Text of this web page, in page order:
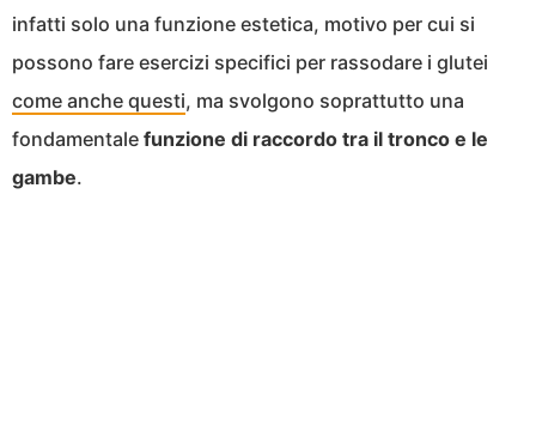
infatti solo una funzione estetica, motivo per cui si
possono fare esercizi specifici per rassodare i glutei
come anche questi, ma svolgono soprattutto una
fondamentale funzione di raccordo tra il tronco e le
gambe.